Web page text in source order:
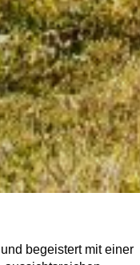
begeistert mit einer